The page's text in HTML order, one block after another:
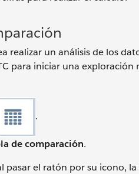
realizar un análisis de los
para iniciar una exploración
.
de comparación.
pasar el ratón por su icono,